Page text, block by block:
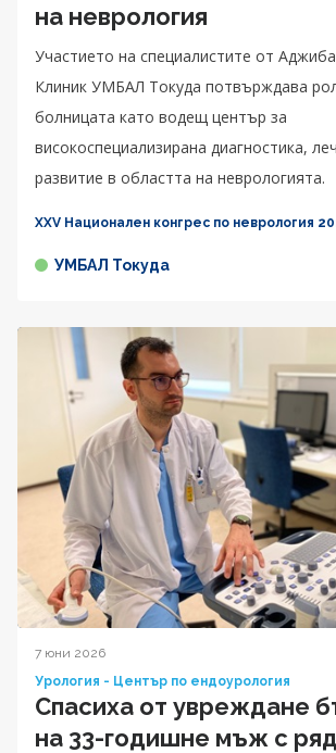
на неврология
Участието на специалистите от
Клиник УМБАЛ Токуда потвърждава
болницата като водещ център за
високоспециализирана диагностика,
развитие в областта на неврологията.
XXV Национален конгрес по неврология
УМБАЛ Токуда
7 юни 2026
Урология - Център по ендоурология
Спасиха от увреждане
на 33-годишне мъж с